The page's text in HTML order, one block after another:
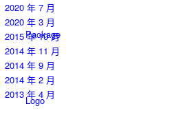
Package
Logo
2020 年 7 月
2020 年 3 月
2015 年 10 月
2014 年 11 月
2014 年 9 月
2014 年 2 月
2013 年 4 月